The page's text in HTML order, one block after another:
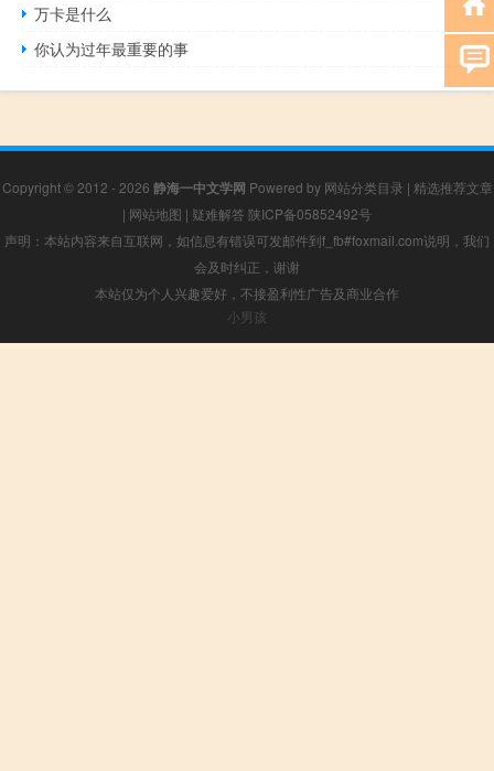
万卡是什么
你认为过年最重要的事
Copyright © 2012 - 2026 静海一中文学网 Powered by 网站分类目录 | 精选推荐文章
| 网站地图 | 疑难解答 陕ICP备05852492号
声明：本站内容来自互联网，如信息有错误可发邮件到f_fb#foxmail.com说明，我们
会及时纠正，谢谢
本站仅为个人兴趣爱好，不接盈利性广告及商业合作
小男孩